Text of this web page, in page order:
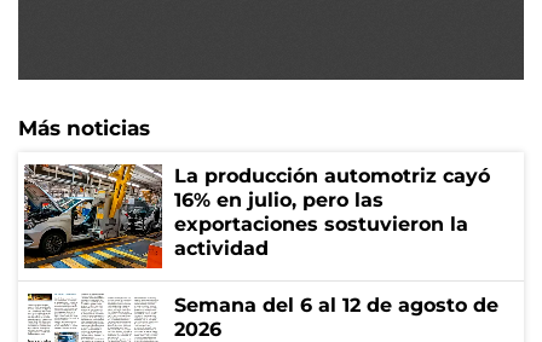
Más noticias
La producción automotriz cayó
16% en julio, pero las
exportaciones sostuvieron la
actividad
Semana del 6 al 12 de agosto de
2026